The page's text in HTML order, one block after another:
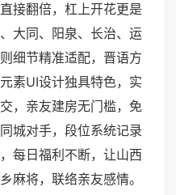
接翻倍，杠上开花更是
大同、阳泉、长治、运
细节精准适配，晋语方
素UI设计独具特色，实
，亲友建房无门槛，免
城对手，段位系统记录
每日福利不断，让山西
麻将，联络亲友感情。